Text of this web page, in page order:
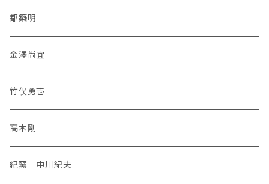
都築明
金澤尚宜
竹俣勇壱
高木剛
紀窯 中川紀夫